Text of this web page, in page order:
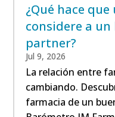
¿Qué hace
considere a
partner?
Jul 9, 2026
La relación entre
cambiando.
farmacia de un